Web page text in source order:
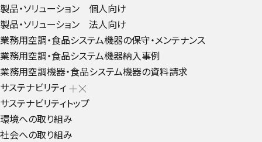
製品・ソリューション 個人向け
製品・ソリューション 法人向け
業務用空調・食品システム機器の保守・メンテナンス
業務用空調・食品システム機器納入事例
業務用空調機器・食品システム機器の資料請求
サステナビリティ
サステナビリティトップ
環境への取り組み
社会への取り組み